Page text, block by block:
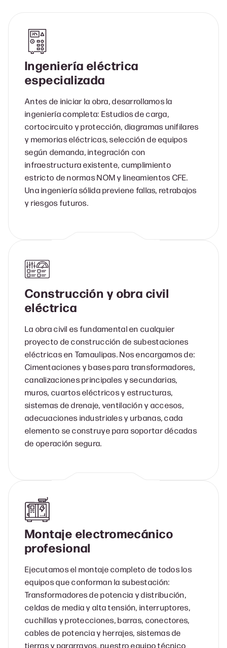
Ingeniería eléctrica
especializada
Antes de iniciar la obra, desarrollamos la
ingeniería completa: Estudios de carga,
cortocircuito y protección, diagramas unifilares
y memorias eléctricas, selección de equipos
según demanda, integración con
infraestructura existente, cumplimiento
estricto de normas NOM y lineamientos CFE.
Una ingeniería sólida previene fallas, retrabajos
y riesgos futuros.
Construcción y obra civil
eléctrica
La obra civil es fundamental en cualquier
proyecto de construcción de subestaciones
eléctricas en Tamaulipas. Nos encargamos de:
Cimentaciones y bases para transformadores,
canalizaciones principales y secundarias,
muros, cuartos eléctricos y estructuras,
sistemas de drenaje, ventilación y accesos,
adecuaciones industriales y urbanas, cada
elemento se construye para soportar décadas
de operación segura.
Montaje electromecánico
profesional
Ejecutamos el montaje completo de todos los
equipos que conforman la subestación:
Transformadores de potencia y distribución,
celdas de media y alta tensión, interruptores,
cuchillas y protecciones, barras, conectores,
cables de potencia y herrajes, sistemas de
tierras y pararrayos, nuestro equipo técnico